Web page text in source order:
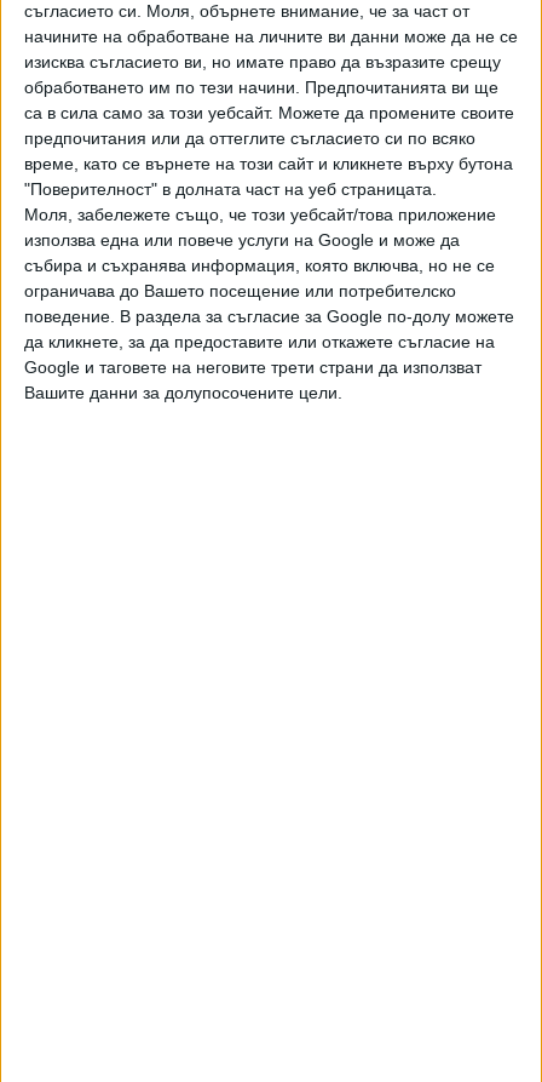
съгласието си. Моля, обърнете внимание, че за част от
начините на обработване на личните ви данни може да не се
изисква съгласието ви, но имате право да възразите срещу
обработването им по тези начини. Предпочитанията ви ще
са в сила само за този уебсайт. Можете да промените своите
предпочитания или да оттеглите съгласието си по всяко
време, като се върнете на този сайт и кликнете върху бутона
"Поверителност" в долната част на уеб страницата.
Моля, забележете също, че този уебсайт/това приложение
използва една или повече услуги на Google и може да
събира и съхранява информация, която включва, но не се
ограничава до Вашето посещение или потребителско
поведение. В раздела за съгласие за Google по-долу можете
да кликнете, за да предоставите или откажете съгласие на
Google и таговете на неговите трети страни да използват
Вашите данни за долупосочените цели.
ЮБИЛЕЕН МАЧ ЗА СТОИЛОВ
Случилото се с Кръстев е и най-неприятната новина за
Стоилов преди важното домакинство срещу "Газиантеп"
в събота. Този мач ще е №100 за българския
специалист като треньор на "Гьозтепе". Мъри зае поста
на 21 ноември 2023 г., когато отборът бе още във втора
дивизия. Стоилов успя да върне "Гьозтепе" в
Суперлигата и да го класира на осмо място през сезон
2024/25. Междувременно успя да излезе на второ място
сред треньорите в историята на "Гьозтепе" по
продължителност на управлението.
Сега отборът е на пето място, което дава известен